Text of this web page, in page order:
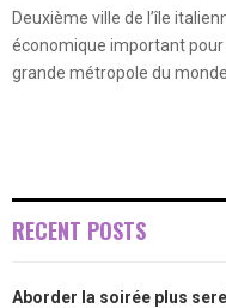
Deuxième ville de l’île
économique important pour
grande métropole du
RECENT POSTS
Aborder la soirée plus